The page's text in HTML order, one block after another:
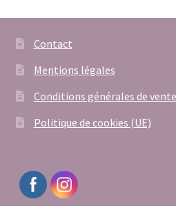
Contact
Mentions légales
Conditions générales de vente
Politique de cookies (UE)